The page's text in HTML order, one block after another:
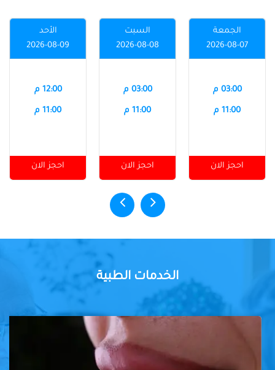
الجمعة
2026-08-07
03:00 م
11:00 م
احجز الان
السبت
2026-08-08
03:00 م
11:00 م
احجز الان
الأحد
2026-08-09
12:00 م
11:00 م
احجز الان
الخدمات الطبية